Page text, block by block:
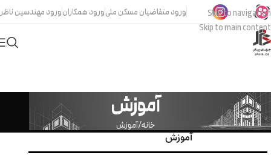
Skip to navigation
Skip to main content
ورود متقاضیان مسکن ملیورود همکارانورود مهندسین ناظر
آموزش
خانه آموزش
آموزش